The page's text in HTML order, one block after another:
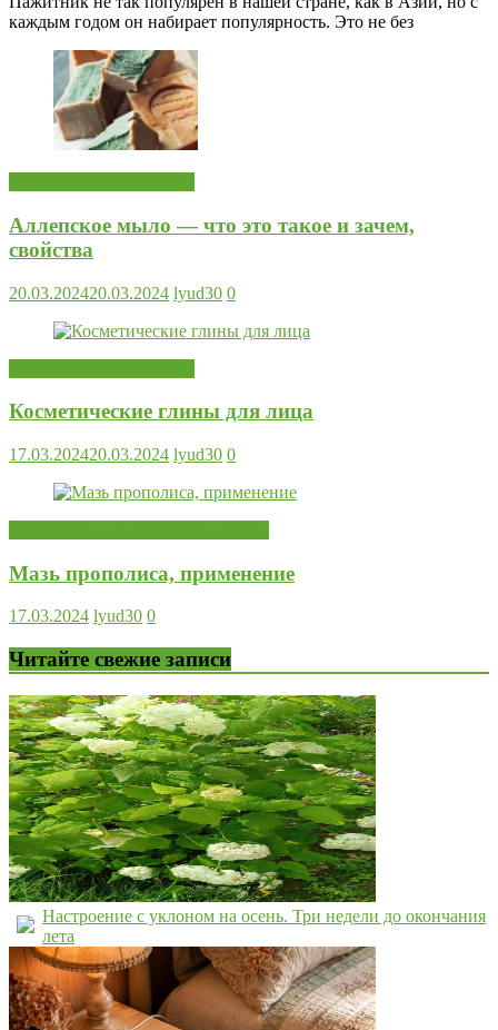
каждым годом он набирает популярность. Это не без
Аллепское мыло — что это такое и зачем,
свойства
20.03.202420.03.2024 lyud30 0
Косметические глины для лица
17.03.202420.03.2024 lyud30 0
Мазь прополиса, применение
17.03.2024 lyud30 0
Читайте свежие записи
Настроение с уклоном на осень. Три недели до окончания
лета